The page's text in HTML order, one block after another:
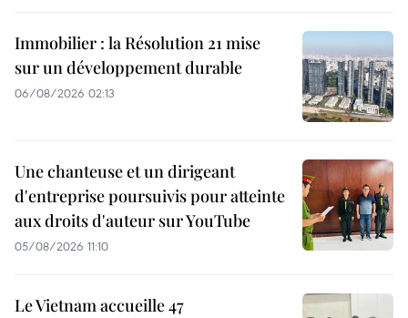
Immobilier : la Résolution 21 mise
sur un développement durable
06/08/2026 02:13
Une chanteuse et un dirigeant
d'entreprise poursuivis pour atteinte
aux droits d'auteur sur YouTube
05/08/2026 11:10
Le Vietnam accueille 47